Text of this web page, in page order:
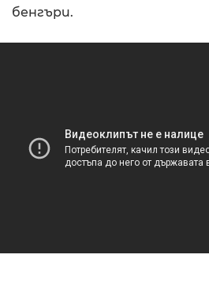
бенгъри.